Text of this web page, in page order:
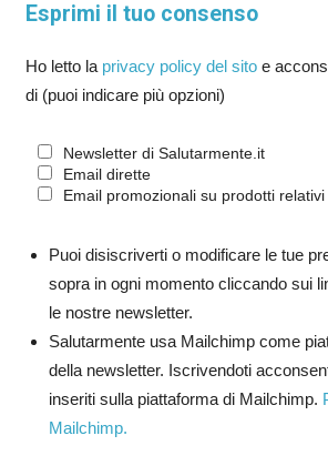
Esprimi il tuo consenso
Ho letto la privacy policy del sitoe
di (puoi indicare più opzioni)
Newsletter di Salutarmente.it
Email dirette
Email promozionali su prodotti
Puoi disiscriverti o modificare le tue
sopra in ogni momento cliccando sui
le nostre newsletter.
Salutarmente usa Mailchimp come
della newsletter. Iscrivendoti
inseriti sulla piattaforma di Mailchimp.
Mailchimp.